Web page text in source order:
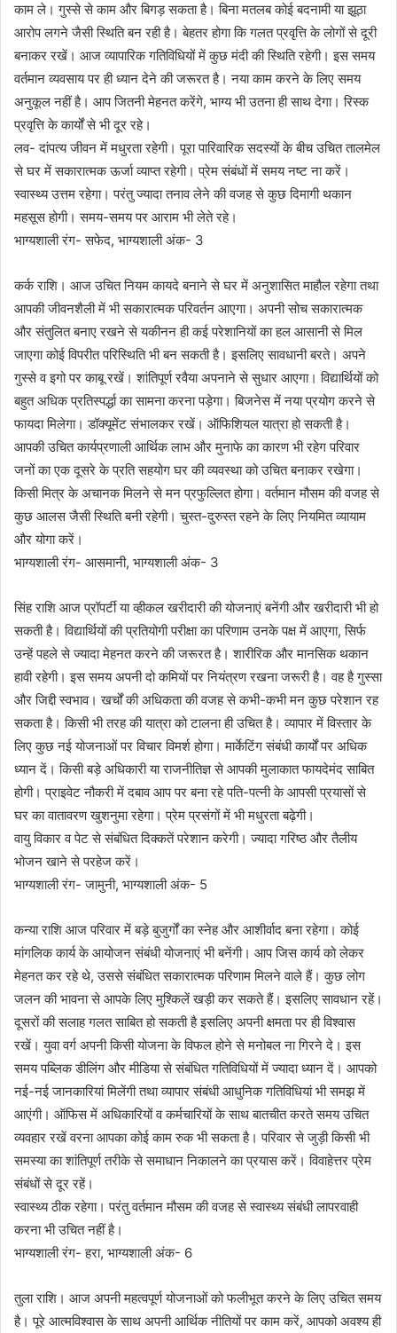
काम ले। गुस्से से काम और बिगड़ सकता है। बिना मतलब कोई बदनामी या झूठा
आरोप लगने जैसी स्थिति बन रही है। बेहतर होगा कि गलत प्रवृत्ति के लोगों से दूरी
बनाकर रखें। आज व्यापारिक गतिविधियों में कुछ मंदी की स्थिति रहेगी। इस समय
वर्तमान व्यवसाय पर ही ध्यान देने की जरूरत है। नया काम करने के लिए समय
अनुकूल नहीं है। आप जितनी मेहनत करेंगे, भाग्य भी उतना ही साथ देगा। रिस्क
प्रवृत्ति के कार्यों से भी दूर रहे।
लव- दांपत्य जीवन में मधुरता रहेगी। पूरा पारिवारिक सदस्यों के बीच उचित तालमेल
से घर में सकारात्मक ऊर्जा व्याप्त रहेगी। प्रेम संबंधों में समय नष्ट ना करें।
स्वास्थ्य उत्तम रहेगा। परंतु ज्यादा तनाव लेने की वजह से कुछ दिमागी थकान
महसूस होगी। समय-समय पर आराम भी लेते रहे।
भाग्यशाली रंग- सफेद, भाग्यशाली अंक- 3
कर्क राशि। आज उचित नियम कायदे बनाने से घर में अनुशासित माहौल रहेगा तथा
आपकी जीवनशैली में भी सकारात्मक परिवर्तन आएगा। अपनी सोच सकारात्मक
और संतुलित बनाए रखने से यकीनन ही कई परेशानियों का हल आसानी से मिल
जाएगा कोई विपरीत परिस्थिति भी बन सकती है। इसलिए सावधानी बरते। अपने
गुस्से व इगो पर काबू रखें। शांतिपूर्ण रवैया अपनाने से सुधार आएगा। विद्यार्थियों को
बहुत अधिक प्रतिस्पर्द्धा का सामना करना पड़ेगा। बिजनेस में नया प्रयोग करने से
फायदा मिलेगा। डॉक्यूमेंट संभालकर रखें। ऑफिशियल यात्रा हो सकती है।
आपकी उचित कार्यप्रणाली आर्थिक लाभ और मुनाफे का कारण भी रहेग परिवार
जनों का एक दूसरे के प्रति सहयोग घर की व्यवस्था को उचित बनाकर रखेगा।
किसी मित्र के अचानक मिलने से मन प्रफुल्लित होगा। वर्तमान मौसम की वजह से
कुछ आलस जैसी स्थिति बनी रहेगी। चुस्त-दुरुस्त रहने के लिए नियमित व्यायाम
और योगा करें।
भाग्यशाली रंग- आसमानी, भाग्यशाली अंक- 3
सिंह राशि आज प्रॉपर्टी या व्हीकल खरीदारी की योजनाएं बनेंगी और खरीदारी भी हो
सकती है। विद्यार्थियों की प्रतियोगी परीक्षा का परिणाम उनके पक्ष में आएगा, सिर्फ
उन्हें पहले से ज्यादा मेहनत करने की जरूरत है। शारीरिक और मानसिक थकान
हावी रहेगी। इस समय अपनी दो कमियों पर नियंत्रण रखना जरूरी है। वह है गुस्सा
और जिद्दी स्वभाव। खर्चों की अधिकता की वजह से कभी-कभी मन कुछ परेशान रह
सकता है। किसी भी तरह की यात्रा को टालना ही उचित है। व्यापार में विस्तार के
लिए कुछ नई योजनाओं पर विचार विमर्श होगा। मार्केटिंग संबंधी कार्यों पर अधिक
ध्यान दें। किसी बड़े अधिकारी या राजनीतिज्ञ से आपकी मुलाकात फायदेमंद साबित
होगी। प्राइवेट नौकरी में दबाव आप पर बना रहे पति-पत्नी के आपसी प्रयासों से
घर का वातावरण खुशनुमा रहेगा। प्रेम प्रसंगों में भी मधुरता बढ़ेगी।
वायु विकार व पेट से संबंधित दिक्कतें परेशान करेगी। ज्यादा गरिष्ठ और तैलीय
भोजन खाने से परहेज करें।
भाग्यशाली रंग- जामुनी, भाग्यशाली अंक- 5
कन्या राशि आज परिवार में बड़े बुजुर्गों का स्नेह और आशीर्वाद बना रहेगा। कोई
मांगलिक कार्य के आयोजन संबंधी योजनाएं भी बनेंगी। आप जिस कार्य को लेकर
मेहनत कर रहे थे, उससे संबंधित सकारात्मक परिणाम मिलने वाले हैं। कुछ लोग
जलन की भावना से आपके लिए मुश्किलें खड़ी कर सकते हैं। इसलिए सावधान रहें।
दूसरों की सलाह गलत साबित हो सकती है इसलिए अपनी क्षमता पर ही विश्वास
रखें। युवा वर्ग अपनी किसी योजना के विफल होने से मनोबल ना गिरने दे। इस
समय पब्लिक डीलिंग और मीडिया से संबंधित गतिविधियों में ज्यादा ध्यान दें। आपको
नई-नई जानकारियां मिलेंगी तथा व्यापार संबंधी आधुनिक गतिविधियां भी समझ में
आएंगी। ऑफिस में अधिकारियों व कर्मचारियों के साथ बातचीत करते समय उचित
व्यवहार रखें वरना आपका कोई काम रुक भी सकता है। परिवार से जुड़ी किसी भी
समस्या का शांतिपूर्ण तरीके से समाधान निकालने का प्रयास करें। विवाहेत्तर प्रेम
संबंधों से दूर रहें।
स्वास्थ्य ठीक रहेगा। परंतु वर्तमान मौसम की वजह से स्वास्थ्य संबंधी लापरवाही
करना भी उचित नहीं है।
भाग्यशाली रंग- हरा, भाग्यशाली अंक- 6
तुला राशि। आज अपनी महत्वपूर्ण योजनाओं को फलीभूत करने के लिए उचित समय
है। पूरे आत्मविश्वास के साथ अपनी आर्थिक नीतियों पर काम करें, आपको अवश्य ही